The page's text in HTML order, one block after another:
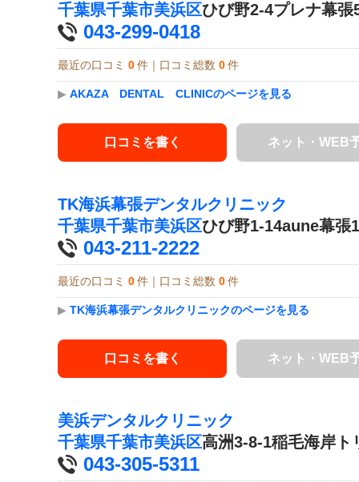
千葉県千葉市美浜区ひび野2-4プレナ幕張
043-299-0418
最近の口コミ 0 件｜口コミ総数 0 件
▶ AKAZA DENTAL CLINICのページを見る
口コミを書く ネット・WEB
TK海浜幕張デンタルクリニック
千葉県千葉市美浜区ひび野1-14aune幕張
043-211-2222
最近の口コミ 0 件｜口コミ総数 0 件
▶ TK海浜幕張デンタルクリニックのページを見る
口コミを書く ネット・WEB
美浜デンタルクリニック
千葉県千葉市美浜区高洲3-8-1稲毛海岸ト
043-305-5311